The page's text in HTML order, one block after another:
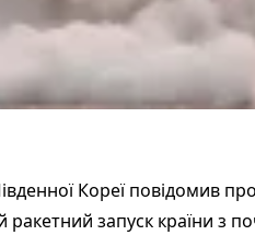
Кореї повідомив
запуск країни з